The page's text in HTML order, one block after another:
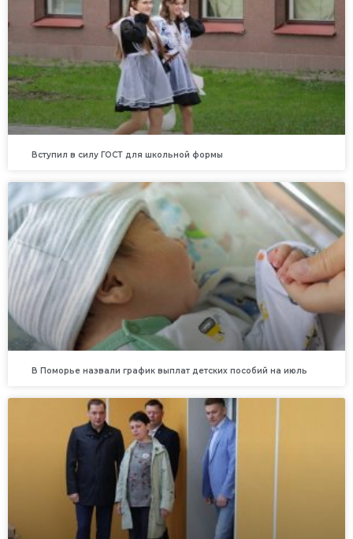
Вступил в силу ГОСТ для школьной формы
В Поморье назвали график выплат детских пособий на июль